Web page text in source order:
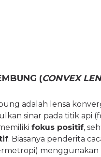
(CONVEX
adalah lensa
sinar pada titik api
fokus positif,
. Biasanya penderita
menggunakan